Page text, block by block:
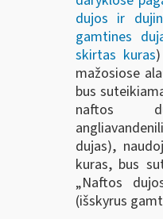
dujos ir
gamtines
skirtas kuras
mažosiose
bus
naftos
dujas),
kuras, bus
„Naftos
(išskyrus